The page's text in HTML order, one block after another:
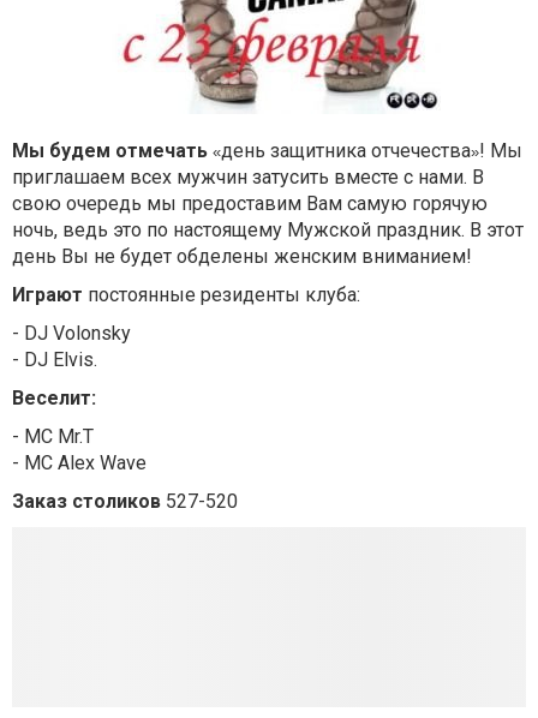
Мы будем отмечать «день защитника отчечества»! Мы
приглашаем всех мужчин затусить вместе с нами. В
свою очередь мы предоставим Вам самую горячую
ночь, ведь это по настоящему Мужской праздник. В этот
день Вы не будет обделены женским вниманием!
Играют постоянные резиденты клуба:
- DJ Volonsky
- DJ Elvis.
Веселит:
- МС Мr.T
- МС Alex Wave
Заказ столиков 527-520